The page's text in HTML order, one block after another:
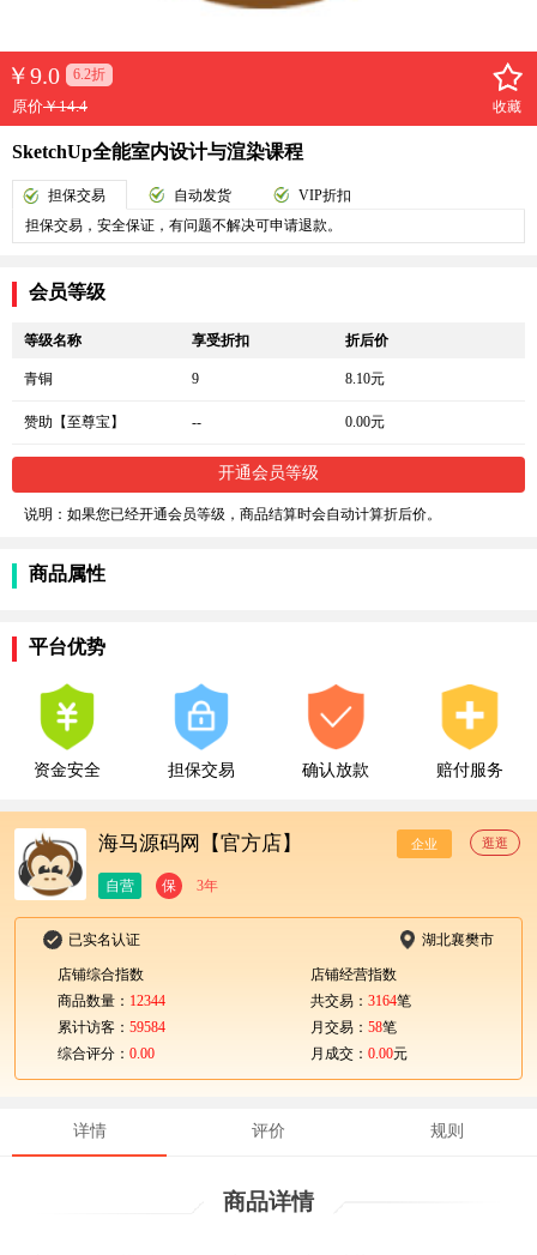
￥9.0 6.2折
原价￥14.4 收藏
SketchUp全能室内设计与渲染课程
担保交易 自动发货
VIP折扣
担保交易，安全保证，有问题不解决可申请退款。
会员等级
等级名称 享受折扣 折后价
青铜 9 8.10元
赞助【至尊宝】 -- 0.00元
开通会员等级
说明：如果您已经开通会员等级，商品结算时会自动计算折后价。
商品属性
平台优势
资金安全 担保交易 确认放款 赔付服务
海马源码网【官方店】 企业 逛逛
自营 保 3年
已实名认证 湖北襄樊市
店铺综合指数
商品数量： 12344
累计访客： 59584
综合评分： 0.00
店铺经营指数
共交易： 3164笔
月交易： 58笔
月成交： 0.00元
详情 评价 规则
商品详情